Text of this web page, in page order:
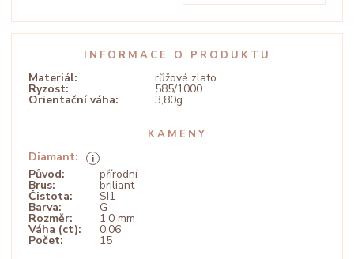
INFORMACE O PRODUKTU
Materiál: růžové zlato
Ryzost: 585/1000
Orientační váha: 3,80g
KAMENY
Diamant:
Původ:
přírodní
Brus: briliant
Čistota: SI1
Barva: G
Rozměr: 1,0 mm
Váha (ct): 0,06
Počet: 15